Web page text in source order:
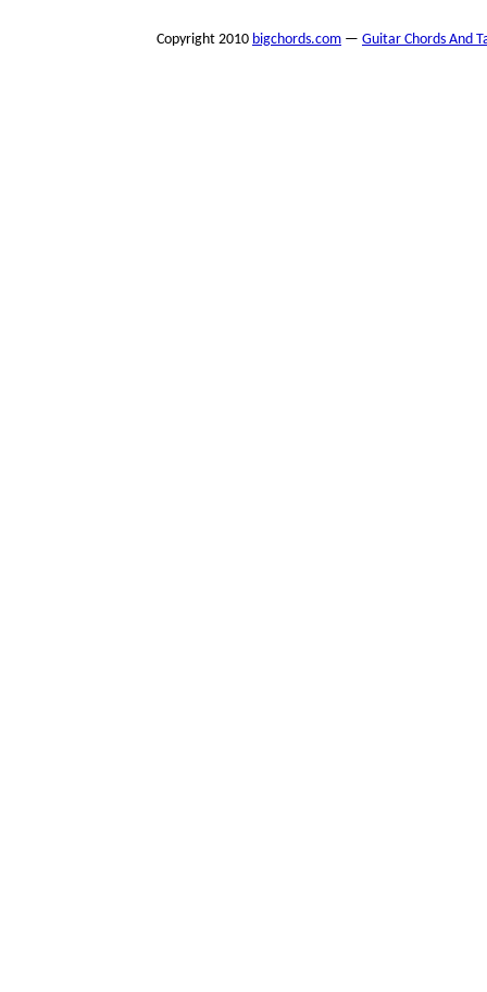
Copyright 2010 bigchords.com — Guitar Chords And